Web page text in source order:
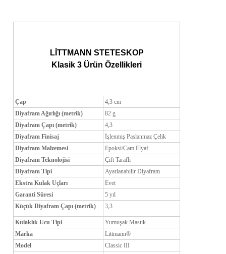
LİTTMANN STETESKOP
Klasik 3 Ürün Özellikleri
Çap
4,3 cm
Diyafram Ağırlığı (metrik)
82 g
Diyafram Çapı (metrik)
4,3
Diyafram Finisaj
İşlenmiş Paslanmaz Çelik
Diyafram Malzemesi
Epoksi/Cam Elyaf
Diyafram Teknolojisi
Çift Taraflı
Diyafram Tipi
Ayarlanabilir Diyafram
Ekstra Kulak Uçları
Evet
Garanti Süresi
5 yıl
Küçük Diyafram Çapı (metrik)
3,3
Kulaklık Ucu Tipi
Yumuşak Mastik
Marka
Littmann®
Model
Classic III